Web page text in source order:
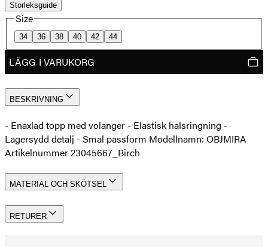
Storleksguide
Size
34 36 38 40 42 44
LÄGG I VARUKORG
BESKRIVNING
- Enaxlad topp med volanger - Elastisk halsringning -
Lagersydd detalj - Smal passform Modellnamn: OBJMIRA
Artikelnummer 23045667_Birch
MATERIAL OCH SKÖTSEL
RETURER